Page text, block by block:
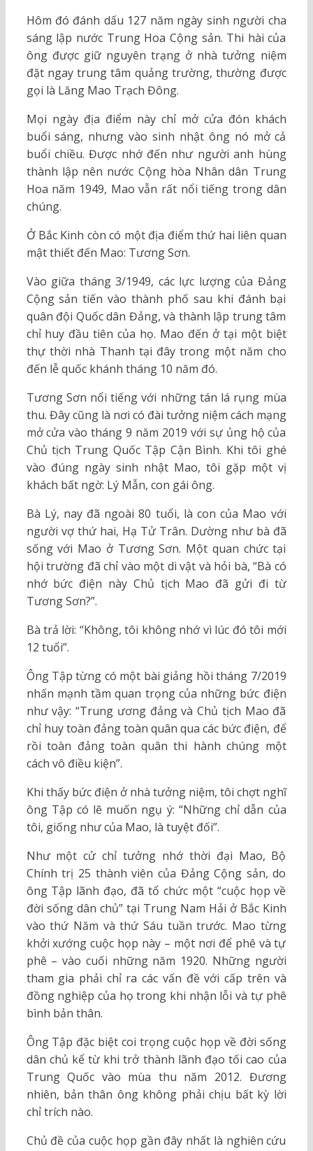
Hôm đó đánh dấu 127 năm ngày sinh người cha
sáng lập nước Trung Hoa Cộng sản. Thi hài của
ông được giữ nguyên trạng ở nhà tưởng niệm
đặt ngay trung tâm quảng trường, thường được
gọi là Lăng Mao Trạch Đông.
Mọi ngày địa điểm này chỉ mở cửa đón khách
buổi sáng, nhưng vào sinh nhật ông nó mở cả
buổi chiều. Được nhớ đến như người anh hùng
thành lập nên nước Cộng hòa Nhân dân Trung
Hoa năm 1949, Mao vẫn rất nổi tiếng trong dân
chúng.
Ở Bắc Kinh còn có một địa điểm thứ hai liên quan
mật thiết đến Mao: Tương Sơn.
Vào giữa tháng 3/1949, các lực lượng của Đảng
Cộng sản tiến vào thành phố sau khi đánh bại
quân đội Quốc dân Đảng, và thành lập trung tâm
chỉ huy đầu tiên của họ. Mao đến ở tại một biệt
thự thời nhà Thanh tại đây trong một năm cho
đến lễ quốc khánh tháng 10 năm đó.
Tương Sơn nổi tiếng với những tán lá rụng mùa
thu. Đây cũng là nơi có đài tưởng niệm cách mạng
mở cửa vào tháng 9 năm 2019 với sự ủng hộ của
Chủ tịch Trung Quốc Tập Cận Bình. Khi tôi ghé
vào đúng ngày sinh nhật Mao, tôi gặp một vị
khách bất ngờ: Lý Mẫn, con gái ông.
Bà Lý, nay đã ngoài 80 tuổi, là con của Mao với
người vợ thứ hai, Hạ Tử Trân. Dường như bà đã
sống với Mao ở Tương Sơn. Một quan chức tại
hội trường đã chỉ vào một di vật và hỏi bà, “Bà có
nhớ bức điện này Chủ tịch Mao đã gửi đi từ
Tương Sơn?”.
Bà trả lời: “Không, tôi không nhớ vì lúc đó tôi mới
12 tuổi”.
Ông Tập từng có một bài giảng hồi tháng 7/2019
nhấn mạnh tầm quan trọng của những bức điện
như vậy: “Trung ương đảng và Chủ tịch Mao đã
chỉ huy toàn đảng toàn quân qua các bức điện, để
rồi toàn đảng toàn quân thi hành chúng một
cách vô điều kiện”.
Khi thấy bức điện ở nhà tưởng niệm, tôi chợt nghĩ
ông Tập có lẽ muốn ngụ ý: “Những chỉ dẫn của
tôi, giống như của Mao, là tuyệt đối”.
Như một cử chỉ tưởng nhớ thời đại Mao, Bộ
Chính trị 25 thành viên của Đảng Cộng sản, do
ông Tập lãnh đạo, đã tổ chức một “cuộc họp về
đời sống dân chủ” tại Trung Nam Hải ở Bắc Kinh
vào thứ Năm và thứ Sáu tuần trước. Mao từng
khởi xướng cuộc họp này – một nơi để phê và tự
phê – vào cuối những năm 1920. Những người
tham gia phải chỉ ra các vấn đề với cấp trên và
đồng nghiệp của họ trong khi nhận lỗi và tự phê
bình bản thân.
Ông Tập đặc biệt coi trọng cuộc họp về đời sống
dân chủ kể từ khi trở thành lãnh đạo tối cao của
Trung Quốc vào mùa thu năm 2012. Đương
nhiên, bản thân ông không phải chịu bất kỳ lời
chỉ trích nào.
Chủ đề của cuộc họp gần đây nhất là nghiên cứu